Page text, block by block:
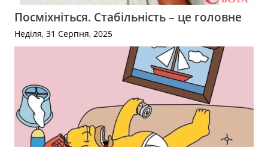
Посміхніться. Стабільність – це головне
Неділя, 31 Серпня, 2025